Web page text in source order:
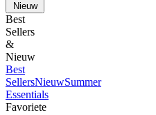
Nieuw
Best
Sellers
&
Nieuw
Best
SellersNieuwSummer
Essentials
Favoriete